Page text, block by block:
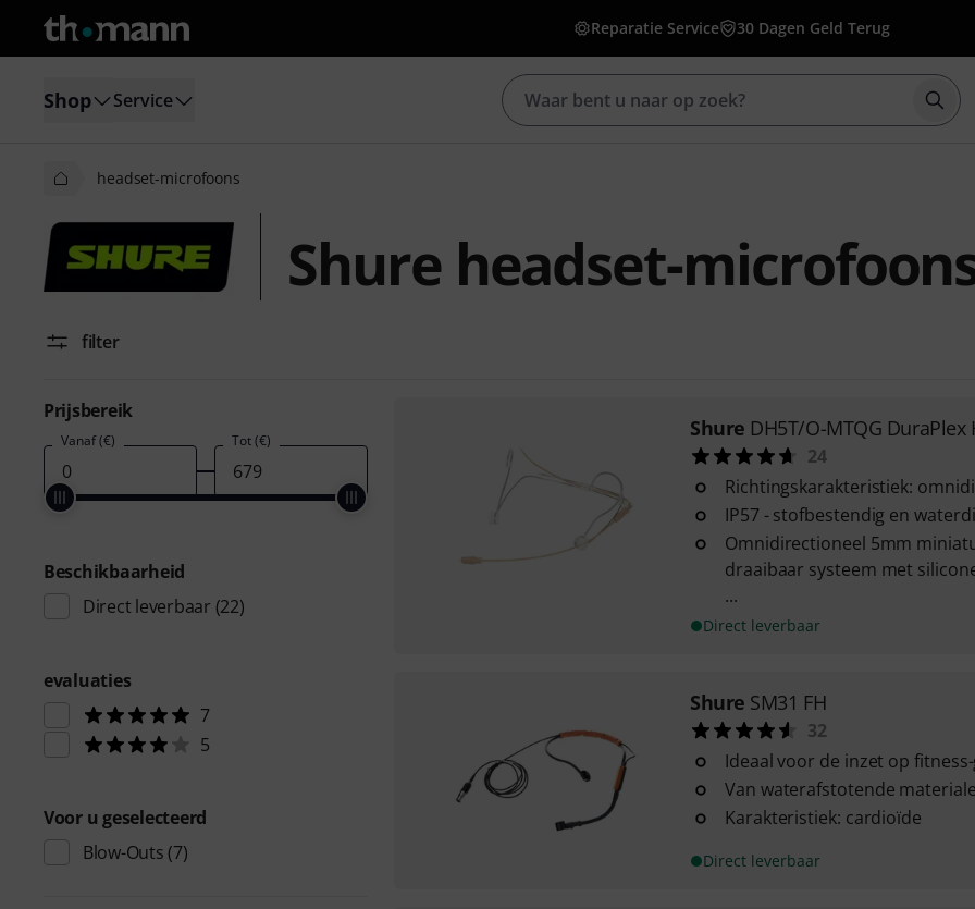
Reparatie Service 30 Dagen Geld Terug
Shop Service
headset-microfoons
Shure headset-
filter
Prijsbereik
Vanaf (€) Tot (€)
Beschikbaarheid
Direct leverbaar (22)
evaluaties
7
5
Voor u geselecteerd
Blow-Outs (7)
Shure DH5T/O-MTQG DuraPlex
24
Richtingskarakteristiek:
IP57 - stofbestendig en
Omnidirectioneel 5mm
draaibaar systeem met
...
Direct leverbaar
Shure SM31 FH
32
Ideaal voor de inzet op
Van waterafstotende
Karakteristiek: cardioïde
Direct leverbaar